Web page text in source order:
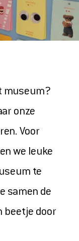
museum?
onze
Voor
we leuke
te
samen de
beetje door